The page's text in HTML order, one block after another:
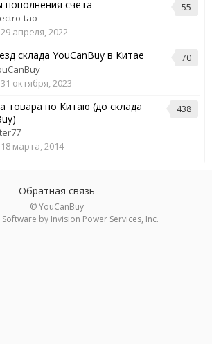
55
пополнения счета
tao
29 апреля, 2022
70
склада YouCanBuy в Китае
31 октября, 2023
438
товара по Китаю (до склада
18 марта, 2014
Обратная связь
© YouCanBuy
by Invision Power Services, Inc.